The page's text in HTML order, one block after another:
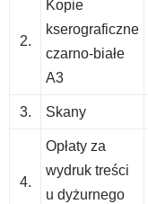
2.
Kopie
kserograficzne
czarno-białe
A3
3. Skany
4.
Opłaty za
wydruk treści
u dyżurnego